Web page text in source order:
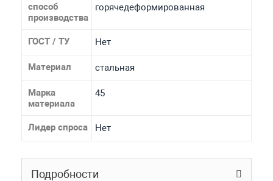
способ
производства
горячедеформированная
ГОСТ / ТУ Нет
Материал стальная
Марка
материала
45
Лидер спроса Нет
Подробности